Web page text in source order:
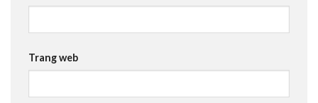
Trang web